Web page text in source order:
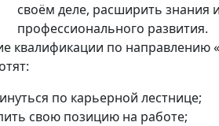
своём деле, расширить знания
профессионального развития.
квалификации по направлению
по карьерной лестнице;
свою позицию на работе;